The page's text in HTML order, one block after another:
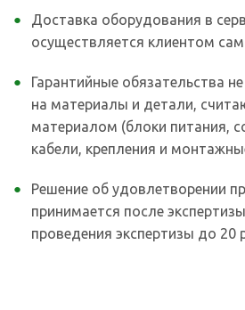
Доставка оборудования в
осуществляется клиентом
Гарантийные обязательства
на материалы и детали,
материалом (блоки питания,
кабели, крепления и
Решение об удовлетворении
принимается после
проведения экспертизы до 20